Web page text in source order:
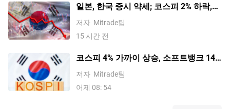
일본, 한국 증시 약세; 코스피 2% 하락,
니케이 225 1% 이상 하락, SK하이닉스
5% 이상 하락 및 키옥시아 10% 급락
저자 Mitrade팀
15 시간 전
코스피 4% 가까이 상승, 소프트뱅크 14%
급등, SK하이닉스 6% 가까이 상승하며
일본 및 한국 증시 상승 마감
저자 Mitrade팀
어제 08: 54